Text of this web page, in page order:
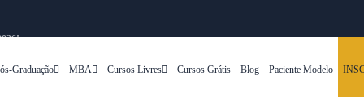
Graduação MBA Cursos Livres Cursos Grátis Blog Paciente Modelo